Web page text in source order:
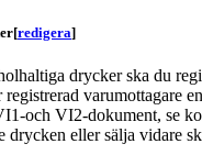
[redigera]
drycker ska du
varumottagare
och VI2-dokument, se
drycken eller sälja